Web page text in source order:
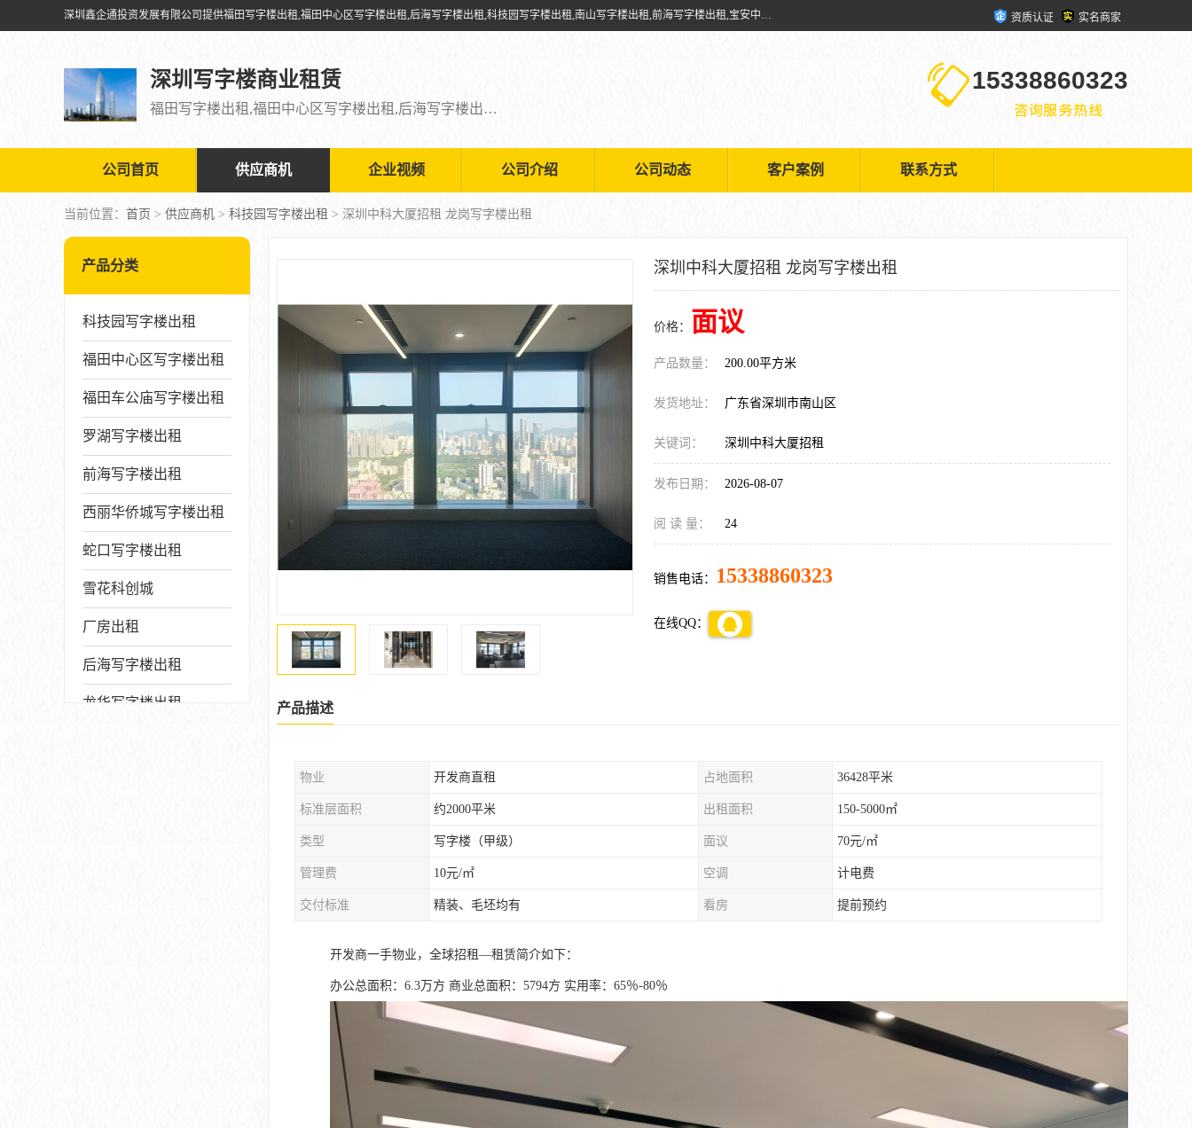
深圳鑫企通投资发展有限公司提供福田写字楼出租,福田中心区写字楼出租,后海写字楼出租,科技园写字楼出租,南山写字楼出租,前海写字楼出租,宝安中心写字楼出租,车公庙写字楼出租,深圳写字楼出租，欢迎有需要的朋友前来咨询。 资质认证 实名商家
深圳写字楼商业租赁
福田写字楼出租,福田中心区写字楼出租,后海写字楼出租,科技园写字楼出租,南山写字楼出租,前海写字楼出租,宝安中心写字楼出租
15338860323
公司首页 供应商机 企业视频 公司介绍 公司动态 客户案例 联系方式
当前位置： 首页 > 供应商机 > 科技园写字楼出租 > 深圳中科大厦招租 龙岗写字楼出租
产品分类
科技园写字楼出租
福田中心区写字楼出租
福田车公庙写字楼出租
罗湖写字楼出租
前海写字楼出租
西丽华侨城写字楼出租
蛇口写字楼出租
雪花科创城
厂房出租
后海写字楼出租
龙华写字楼出租
深圳中科大厦招租 龙岗写字楼出租
价格： 面议
产品数量： 200.00平方米
发货地址： 广东省深圳市南山区
关键词： 深圳中科大厦招租
发布日期： 2026-08-07
阅 读 量： 24
销售电话： 15338860323
在线QQ：
产品描述
物业 开发商直租 占地面积 36428平米
标准层面积 约2000平米 出租面积 150-5000㎡
类型 写字楼（甲级） 面议 70元/㎡
管理费 10元/㎡ 空调 计电费
交付标准 精装、毛坯均有 看房 提前预约
开发商一手物业，全球招租—租赁简介如下：
办公总面积：6.3万方 商业总面积：5794方 实用率：65％-80％